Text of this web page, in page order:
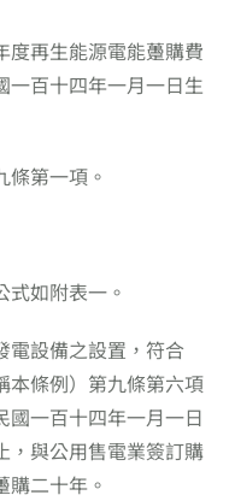
度再生能源電能躉購費
一百十四年一月一日生
條第一項。
如附表一。
電設備之設置，符合
本條例）第九條第六項
國一百十四年一月一日
，與公用售電業簽訂購
二十年。